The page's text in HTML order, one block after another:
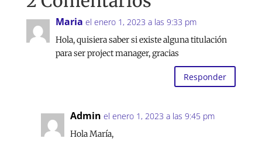
Maria el enero 1, 2023 a las 9:33 pm
Hola, quisiera saber si existe alguna titulación
para ser project manager, gracias
Responder
Admin el enero 1, 2023 a las 9:45 pm
Hola María,